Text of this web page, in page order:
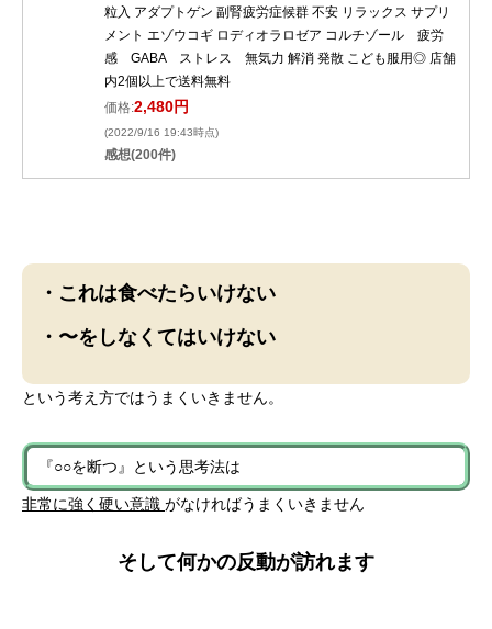
粒入 アダプトゲン 副腎疲労症候群 不安 リラックス サプリ
メント エゾウコギ ロディオラロゼア コルチゾール 疲労
感 GABA ストレス 無気力 解消 発散 こども服用◎ 店舗
内2個以上で送料無料
価格:2,480円
(2022/9/16 19:43時点)
感想(200件)
・これは食べたらいけない
・〜をしなくてはいけない
という考え方ではうまくいきません。
『○○を断つ』という思考法は
非常に強く硬い意識 がなければうまくいきません
そして何かの反動が訪れます